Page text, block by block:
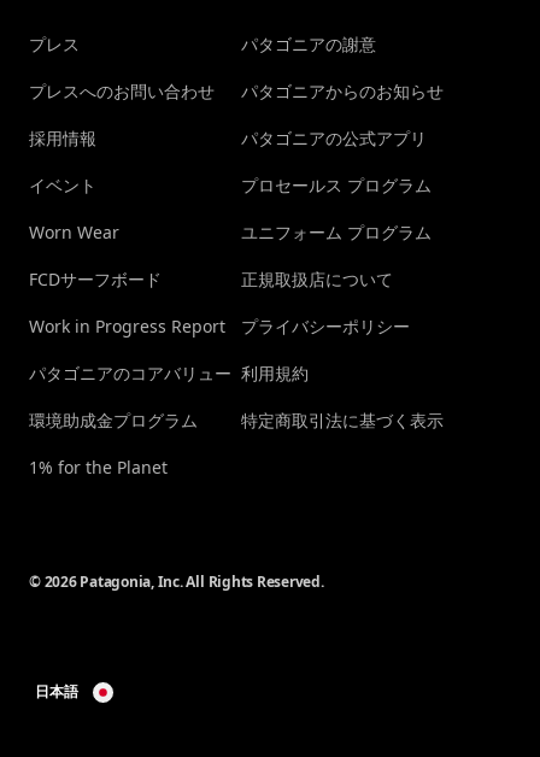
プレス
プレスへのお問い合わせ
採用情報
イベント
Worn Wear
FCDサーフボード
Work in Progress Report
パタゴニアのコアバリュー
環境助成金プログラム
1% for the Planet
パタゴニアの謝意
パタゴニアからのお知らせ
パタゴニアの公式アプリ
プロセールス プログラム
ユニフォーム プログラム
正規取扱店について
プライバシーポリシー
利用規約
特定商取引法に基づく表示
© 2026 Patagonia, Inc. All Rights Reserved.
日本語